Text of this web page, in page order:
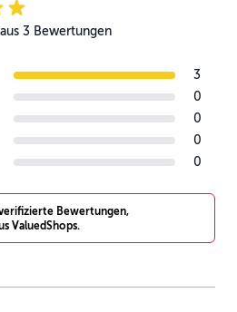
3 Bewertungen
3
0
0
0
0
verifizierte Bewertungen,
ValuedShops.